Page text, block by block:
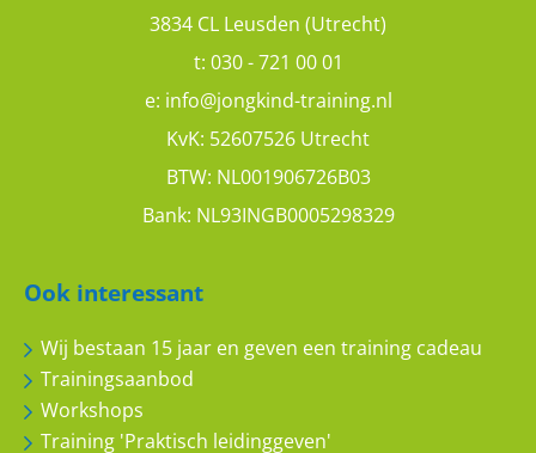
3834 CL Leusden (Utrecht)
t: 030 - 721 00 01
e: info@jongkind-training.nl
KvK: 52607526 Utrecht
BTW: NL001906726B03
Bank: NL93INGB0005298329
Ook interessant
Wij bestaan 15 jaar en geven een training cadeau
Trainingsaanbod
Workshops
Training 'Praktisch leidinggeven'